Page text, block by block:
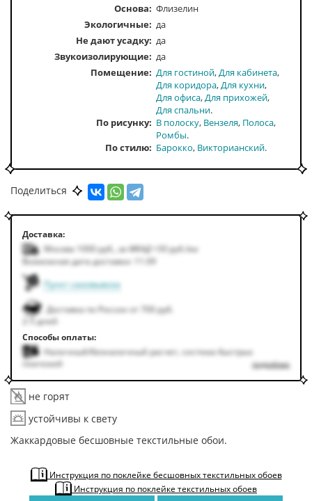
Основа: Флизелин
Экологичные: да
Не дают усадку: да
Звукоизолирующие: да
Помещение Для гостиной Для кабинета
Для коридора Для кухни
Для офиса Для прихожей
Для спальни
По рисунку
В полоску Вензеля Полоса
Ромбы
По стилю
Барокко Викторианский
По цвету
Поделиться
Доставка:
Москва 1000руб. за МКАД +50руб. /км
Возможная дата доставки: 11.09
Пункт самовывоза
Доставка по России от 700 руб.
2-5 дней
Способы оплаты:
Наличный/безналичный расчет, система быстрых
платежей
подробнее
не горят
устойчивы к свету
Жаккардовые бесшовные текстильные обои.
Инструкция по поклейке бесшовных текстильных обоев
Инструкция по поклейке текстильных обоев